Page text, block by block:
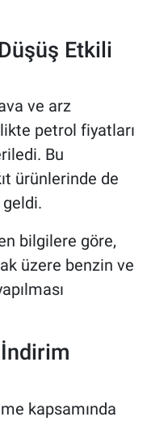
Etkili
ve arz
petrol fiyatları
Bu
ürünlerinde de
bilgilere göre,
üzere benzin ve
kapsamında